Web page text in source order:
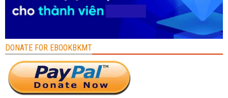
DONATE FOR EBOOKBKMT